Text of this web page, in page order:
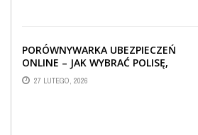
PORÓWNYWARKA UBEZPIECZEŃ
ONLINE – JAK WYBRAĆ POLISĘ,
KTÓRA REALNIE CHRONI TWÓJ
MAJĄTEK?
27 LUTEGO, 2026